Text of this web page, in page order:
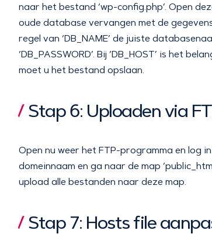
naar het bestand ‘wp-config.php’. Open
oude database vervangen met de
regel van ‘DB_NAME’ de juiste
‘DB_PASSWORD’. Bij ‘DB_HOST’ is het
moet u het bestand opslaan.
Stap 6: Uploaden via
Open nu weer het FTP-programma en log
domeinnaam en ga naar de map
upload alle bestanden naar deze map.
Stap 7: Hosts file